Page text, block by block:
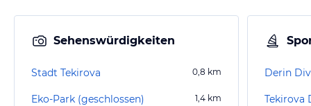
Sehenswürdigkeiten
Stadt Tekirova 0,8 km
Eko-Park (geschlossen) 1,4 km
Derin
Tekirova